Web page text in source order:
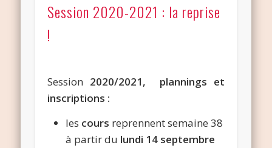
Session 2020-2021 : la reprise
!
Session 2020/2021, plannings et
inscriptions :
les cours reprennent semaine 38
à partir du lundi 14 septembre